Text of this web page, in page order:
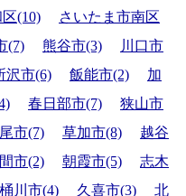
(10)
さいたま市南区
(7) 熊谷市(3)
川口市
沢市(6) 飯能市(2)
加
春日部市(7)
狭山市
尾市(7) 草加市(8)
越谷
市(2) 朝霞市(5)
志木
桶川市(4) 久喜市(3)
北